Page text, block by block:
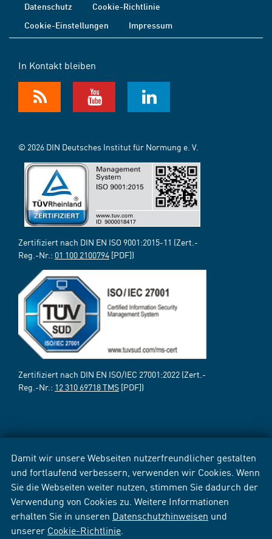
Damit wir unsere Webseiten nutzerfreundlicher gestalten
und fortlaufend verbessern, verwenden wir Cookies. Wenn
Sie die Webseiten weiter nutzen, stimmen Sie dadurch der
Verwendung von Cookies zu. Weitere Informationen
erhalten Sie in unseren Datenschutzhinweisen und
unserer Cookie-Richtlinie
Datenschutz
Cookie-Richtlinie
Cookie-Einstellungen
Impressum
In Kontakt bleiben
© 2026 DIN Deutsches Institut für Normung e. V.
Zertifiziert nach DIN EN ISO 9001:2015-11 (Zert.-
Reg.-Nr.: 01 100 2100794 [PDF])
Zertifiziert nach DIN EN ISO/IEC 27001:2022 (Zert.-
Reg.-Nr.: 12 310 69718 TMS [PDF])